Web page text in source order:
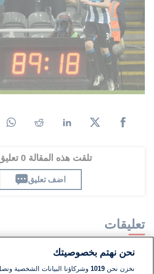
تلقت هذه المقالة 0 تعليق
اضف تعليق
تعليقات
لا توجد تعليقات مكتوبة حتى الآن. كن
نحن نهتم بخصوصيتك
نخزن نحن1019 وشركاؤنا البيانات الشخصية